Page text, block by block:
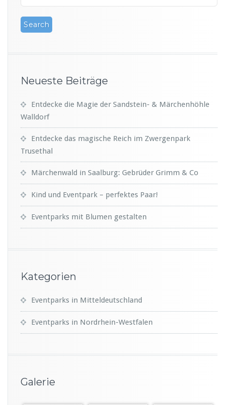
Neueste Beiträge
Entdecke die Magie der Sandstein- & Märchenhöhle
Walldorf
Entdecke das magische Reich im Zwergenpark
Trusethal
Märchenwald in Saalburg: Gebrüder Grimm & Co
Kind und Eventpark – perfektes Paar!
Eventparks mit Blumen gestalten
Kategorien
Eventparks in Mitteldeutschland
Eventparks in Nordrhein-Westfalen
Galerie